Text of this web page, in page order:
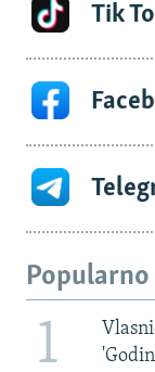
Tik
Popularno
1